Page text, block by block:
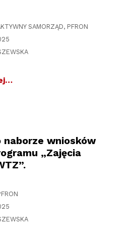
SAMORZĄD, PFRON
naborze wniosków
„Zajęcia